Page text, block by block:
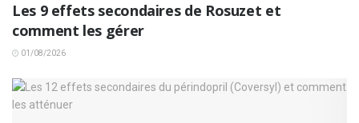
Les 9 effets secondaires de Rosuzet et
comment les gérer
01/08/2026